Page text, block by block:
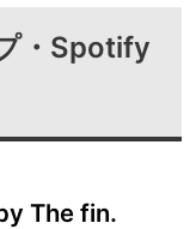
・Spotify
The fin.